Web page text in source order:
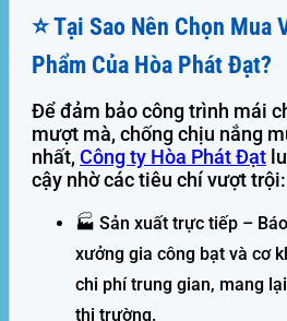
⭐ Tại Sao Nên Chọn Mua
Phẩm Của Hòa Phát Đạt?
Để đảm bảo công trình mái
mượt mà, chống chịu nắng
nhất, Công ty Hòa Phát Đạt
cậy nhờ các tiêu chí vượt trội:
🏭 Sản xuất trực tiếp –
xưởng gia công bạt và cơ
chi phí trung gian, mang
thị trường.